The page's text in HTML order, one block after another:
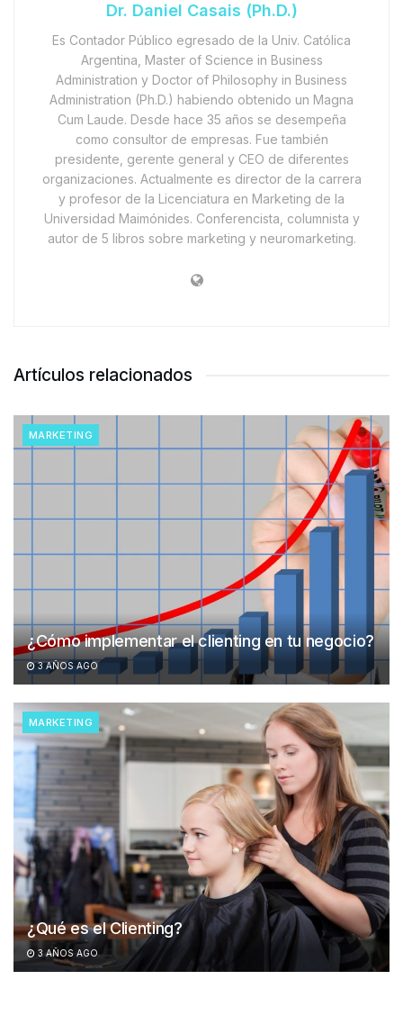
Dr. Daniel Casais (Ph.D.)
Es Contador Público egresado de la Univ. Católica
Argentina, Master of Science in Business
Administration y Doctor of Philosophy in Business
Administration (Ph.D.) habiendo obtenido un Magna
Cum Laude. Desde hace 35 años se desempeña
como consultor de empresas. Fue también
presidente, gerente general y CEO de diferentes
organizaciones. Actualmente es director de la carrera
y profesor de la Licenciatura en Marketing de la
Universidad Maimónides. Conferencista, columnista y
autor de 5 libros sobre marketing y neuromarketing.
Artículos relacionados
MARKETING
¿Cómo implementar el clienting en tu negocio?
3 AÑOS AGO
MARKETING
¿Qué es el Clienting?
3 AÑOS AGO